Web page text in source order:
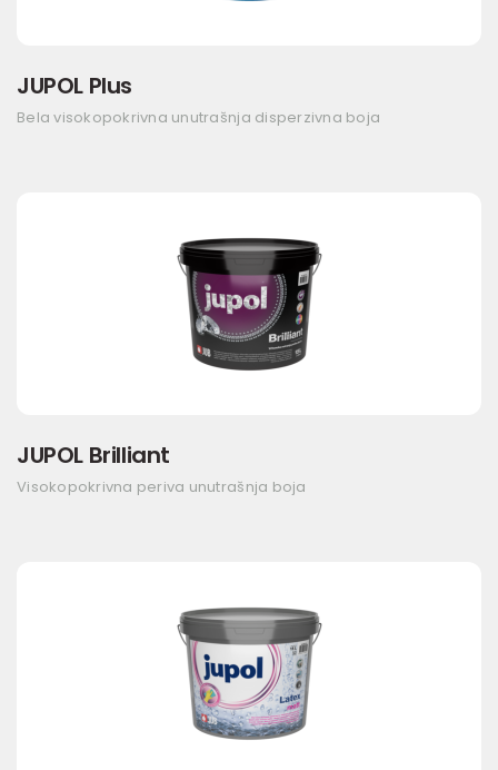
JUPOL Plus
Bela visokopokrivna unutrašnja disperzivna boja
JUPOL Brilliant
Visokopokrivna periva unutrašnja boja